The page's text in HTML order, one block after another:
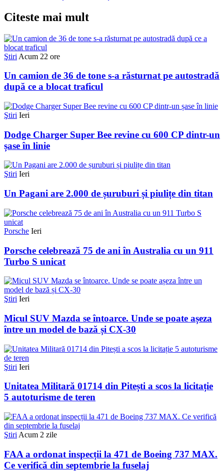
Citeste mai mult
Ştiri Acum 22 ore
Un camion de 36 de tone s-a răsturnat pe autostradă
după ce a blocat traficul
Ştiri Ieri
Dodge Charger Super Bee revine cu 600 CP dintr-un
șase în linie
Ştiri Ieri
Un Pagani are 2.000 de șuruburi și piulițe din titan
Porsche Ieri
Porsche celebrează 75 de ani în Australia cu un 911
Turbo S unicat
Ştiri Ieri
Micul SUV Mazda se întoarce. Unde se poate așeza
între un model de bază și CX-30
Ştiri Ieri
Unitatea Militară 01714 din Pitești a scos la licitație
5 autoturisme de teren
Ştiri Acum 2 zile
FAA a ordonat inspecții la 471 de Boeing 737 MAX.
Ce verifică din septembrie la fuselaj